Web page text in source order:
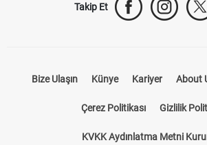
Takip Et
Bize Ulaşın Künye Kariyer About
Çerez Politikası Gizlilik
KVKK Aydınlatma Metni